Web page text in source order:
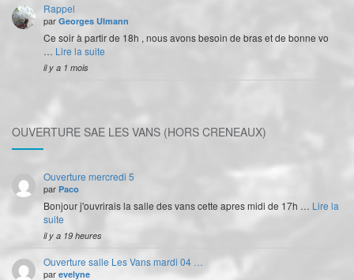
Rappel
par Georges Ulmann
Ce soir à partir de 18h , nous avons besoin de bras et de bonne vo
… Lire la suite
il y a 1 mois
OUVERTURE SAE LES VANS (HORS CRENEAUX)
Ouverture mercredi 5
par Paco
Bonjour j'ouvrirais la salle des vans cette apres midi de 17h … Lire la
suite
il y a 19 heures
Ouverture salle Les Vans mardi 04 …
par evelyne